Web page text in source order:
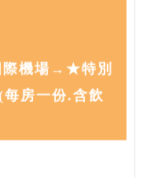
際機場→★特別
房一份.含飲